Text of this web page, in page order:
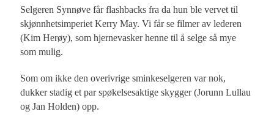
Selgeren Synnøve får flashbacks fra da hun ble vervet til
skjønnhetsimperiet Kerry May. Vi får se filmer av lederen
(Kim Herøy), som hjernevasker henne til å selge så mye
som mulig.
Som om ikke den overivrige sminkeselgeren var nok,
dukker stadig et par spøkelsesaktige skygger (Jorunn Lullau
og Jan Holden) opp.